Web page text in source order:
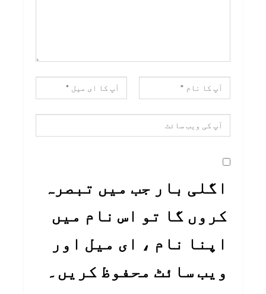
اگلی بار جب میں تبصرہ
کروں گا تو اس نام میں
اپنا نام ، ای میل اور
ویب سائٹ محفوظ کریں۔